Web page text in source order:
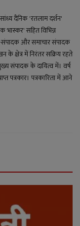
दैनिक 'रतलाम दर्शन'
भास्कर' सहित विभिन्न
संपादक और समाचार संपादक
के क्षेत्र में निरंतर सक्रिय रहते
संपादक के दायित्व में। वर्ष
पत्रकार। पत्रकारिता में आने